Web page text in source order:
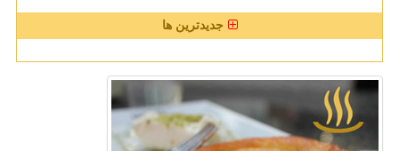
جدیدترین ها